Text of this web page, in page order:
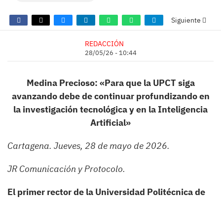
Siguiente
REDACCIÓN
28/05/26 - 10:44
Medina Precioso: «Para que la UPCT siga
avanzando debe de continuar profundizando en
la investigación tecnológica y en la Inteligencia
Artificial»
Cartagena. Jueves, 28 de mayo de 2026.
JR Comunicación y Protocolo.
El primer rector de la Universidad Politécnica de